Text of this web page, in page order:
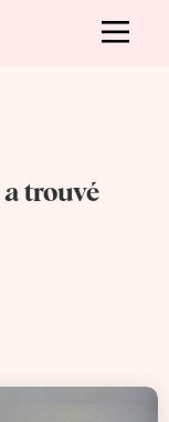
trouvé